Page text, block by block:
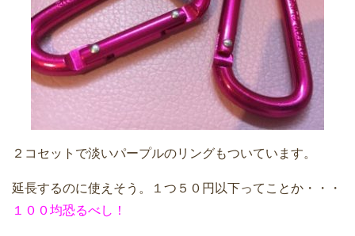
２コセットで淡いパープルのリングもついています。
延長するのに使えそう。１つ５０円以下ってことか・・・
１００均恐るべし！